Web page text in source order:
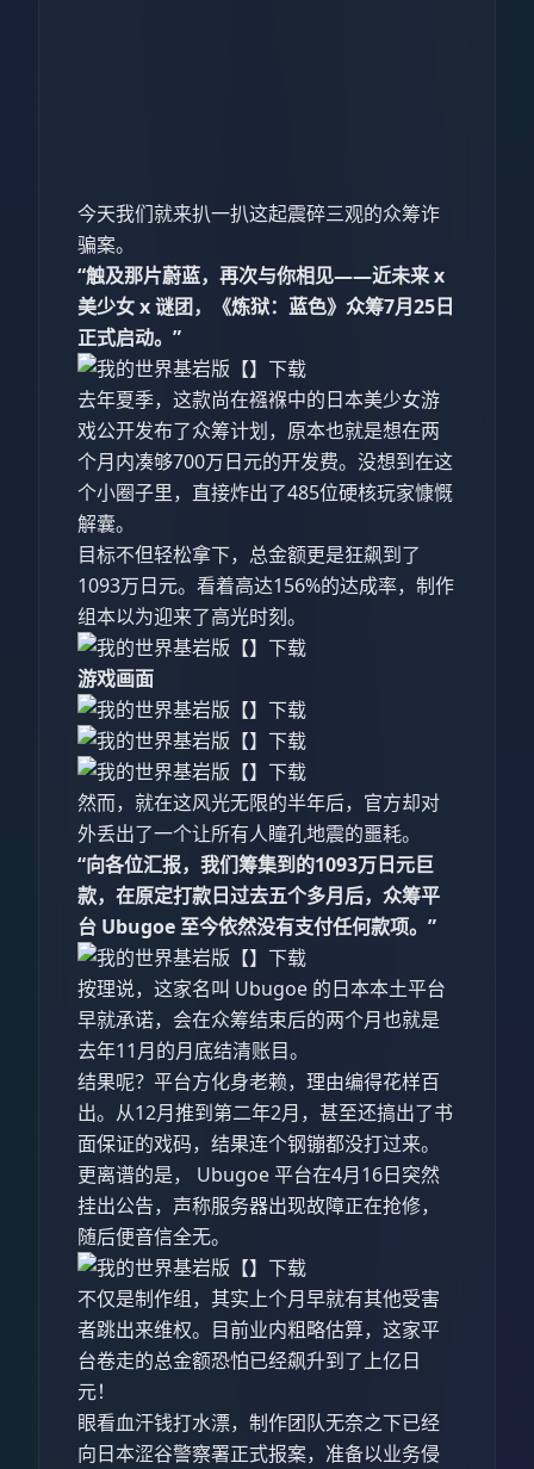
今天我们就来扒一扒这起震碎三观的众筹诈
骗案。
“触及那片蔚蓝，再次与你相见——近未来 x
美少女 x 谜团，《炼狱：蓝色》众筹7月25日
正式启动。”
去年夏季，这款尚在襁褓中的日本美少女游
戏公开发布了众筹计划，原本也就是想在两
个月内凑够700万日元的开发费。没想到在这
个小圈子里，直接炸出了485位硬核玩家慷慨
解囊。
目标不但轻松拿下，总金额更是狂飙到了
1093万日元。看着高达156%的达成率，制作
组本以为迎来了高光时刻。
游戏画面
然而，就在这风光无限的半年后，官方却对
外丢出了一个让所有人瞳孔地震的噩耗。
“向各位汇报，我们筹集到的1093万日元巨
款，在原定打款日过去五个多月后，众筹平
台 Ubugoe 至今依然没有支付任何款项。”
按理说，这家名叫 Ubugoe 的日本本土平台
早就承诺，会在众筹结束后的两个月也就是
去年11月的月底结清账目。
结果呢？平台方化身老赖，理由编得花样百
出。从12月推到第二年2月，甚至还搞出了书
面保证的戏码，结果连个钢镚都没打过来。
更离谱的是， Ubugoe 平台在4月16日突然
挂出公告，声称服务器出现故障正在抢修，
随后便音信全无。
不仅是制作组，其实上个月早就有其他受害
者跳出来维权。目前业内粗略估算，这家平
台卷走的总金额恐怕已经飙升到了上亿日
元！
眼看血汗钱打水漂，制作团队无奈之下已经
向日本涩谷警察署正式报案，准备以业务侵